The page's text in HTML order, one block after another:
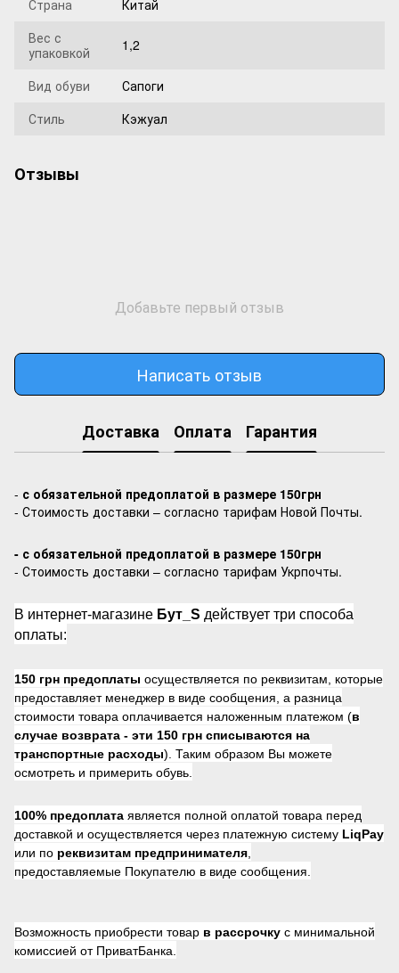
Страна
Китай
Вес с
упаковкой
1,2
Вид обуви
Сапоги
Стиль
Кэжуал
Отзывы
Добавьте первый отзыв
Написать отзыв
Доставка Оплата Гарантия
- с обязательной предоплатой в размере 150грн
- Стоимость доставки – согласно тарифам Новой Почты.
- с обязательной предоплатой в размере 150грн
- Стоимость доставки – согласно тарифам Укрпочты.
В интернет-магазине Бут_S действует три способа
оплаты:
150 грн предоплаты осуществляется по реквизитам, которые
предоставляет менеджер в виде сообщения, а разница
стоимости товара оплачивается наложенным платежом (в
случае возврата - эти 150 грн списываются на
транспортные расходы). Таким образом Вы можете
осмотреть и примерить обувь.
100% предоплата является полной оплатой товара перед
доставкой и осуществляется через платежную систему LiqPay
или по реквизитам предпринимателя
предоставляемые Покупателю в виде сообщения.
Возможность приобрести товар в рассрочку с минимальной
комиссией от ПриватБанка.